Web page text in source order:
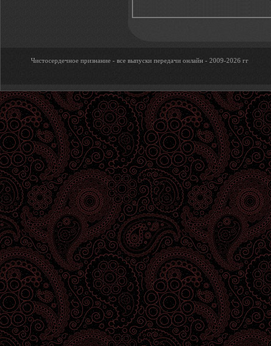
Чистосердечное признание - все выпуски передачи онлайн - 2009-2026 гг